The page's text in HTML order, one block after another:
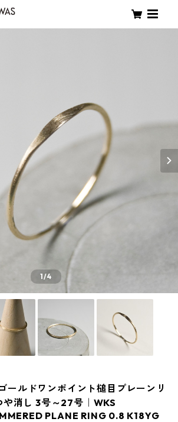
1/4
ールドワンポイント槌目プレーンリ
消し 3号～27号｜WKS
PLANE RING 0.8 K18YG